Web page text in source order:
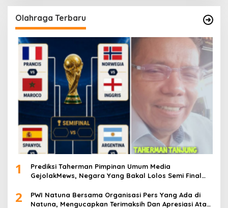
Olahraga Terbaru
1
Prediksi Taherman Pimpinan Umum Media
GejolakMews, Negara Yang Bakal Lolos Semi Final
2
PWI Natuna Bersama Organisasi Pers Yang Ada di
Natuna, Mengucapkan Terimaksih Dan Apresiasi Atas